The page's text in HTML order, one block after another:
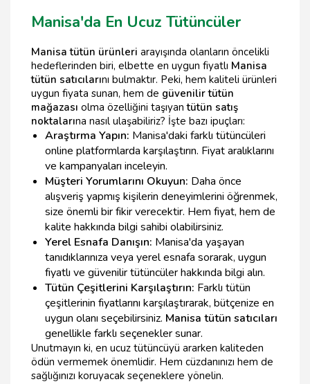
Manisa'da En Ucuz Tütüncüler
Manisa tütün ürünleri arayışında olanların öncelikli
hedeflerinden biri, elbette en uygun fiyatlı Manisa
tütün satıcılarını bulmaktır. Peki, hem kaliteli ürünleri
uygun fiyata sunan, hem de güvenilir tütün
mağazası olma özelliğini taşıyantütün satış
noktalarına nasıl ulaşabiliriz? İşte bazı ipuçları:
Araştırma Yapın: Manisa'daki farklı tütüncüleri
online platformlarda karşılaştırın. Fiyat aralıklarını
ve kampanyaları inceleyin.
Müşteri Yorumlarını Okuyun: Daha önce
alışveriş yapmış kişilerin deneyimlerini öğrenmek,
size önemli bir fikir verecektir. Hem fiyat, hem de
kalite hakkında bilgi sahibi olabilirsiniz.
Yerel Esnafa Danışın: Manisa'da yaşayan
tanıdıklarınıza veya yerel esnafa sorarak, uygun
fiyatlı ve güvenilir tütüncüler hakkında bilgi alın.
Tütün Çeşitlerini Karşılaştırın: Farklı tütün
çeşitlerinin fiyatlarını karşılaştırarak, bütçenize en
uygun olanı seçebilirsiniz. Manisa tütün satıcıları
genellikle farklı seçenekler sunar.
Unutmayın ki, en ucuz tütüncüyü ararken kaliteden
ödün vermemek önemlidir. Hem cüzdanınızı hem de
sağlığınızı koruyacak seçeneklere yönelin.